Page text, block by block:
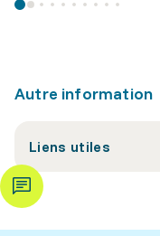
Autre information
Liens utiles